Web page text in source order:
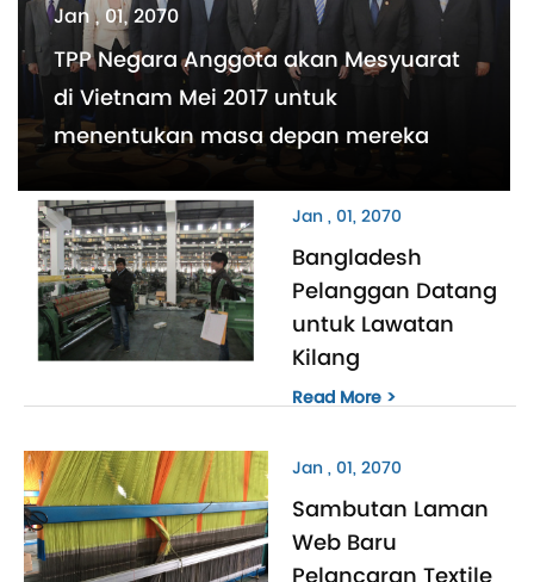
Jan , 01, 2070
TPP Negara Anggota akan Mesyuarat
di Vietnam Mei 2017 untuk
menentukan masa depan mereka
Jan , 01, 2070
Bangladesh
Pelanggan Datang
untuk Lawatan
Kilang
Read More >
Jan , 01, 2070
Sambutan Laman
Web Baru
Pelancaran Textile